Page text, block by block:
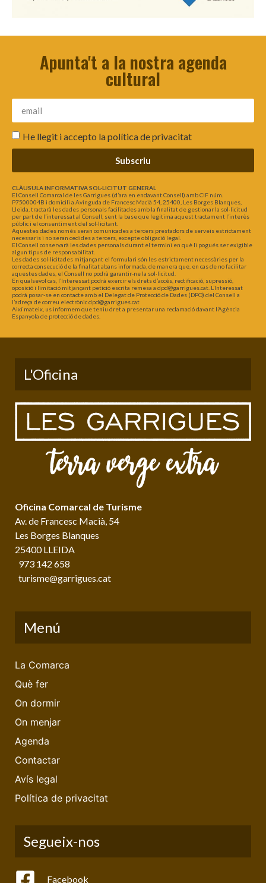
Apunta't a la nostra agenda
cultural
He llegit i accepto lapolítica de privacitat
Subscriu
CLÀUSULA INFORMATIVA SOL·LICITUT GENERAL
El Consell Comarcal de les Garrigues (d’ara en endavant Consell) amb CIF núm.
P7500004B i domicili a Avinguda de Francesc Macià 54, 25400, Les Borges Blanques,
Lleida, tractarà les dades personals facilitades amb la finalitat de gestionar la sol·licitud
per part de l’interessat al Consell, sent la base que legitima aquest tractament l’interès
públic i el consentiment del sol·licitant.
Aquestes dades només seran comunicades a tercers prestadors de serveis estrictament
necessaris i no seran cedides a tercers, excepte obligació legal.
El Consell conservarà les dades personals durant el termini en què li pogués ser exigible
algun tipus de responsabilitat.
Les dades sol·licitades mitjançant el formulari són les estrictament necessàries per la
correcta consecució de la finalitat abans informada, de manera que, en cas de no facilitar
aquestes dades, el Consell no podrà garantir-ne la sol·licitud.
En qualsevol cas, l’Interessat podrà exercir els drets d’accés, rectificació, supressió,
oposició i limitació mitjançant petició escrita remesa a dpd@garrigues.cat. L’Interessat
podrà posar-se en contacte amb el Delegat de Protecció de Dades (DPO) del Consell a
l’adreça de correu electrònic dpd@garrigues.cat
Així mateix, us informem que teniu dret a presentar una reclamació davant l’Agència
Espanyola de protecció de dades.
L'Oficina
Oficina Comarcal de Turisme
Av. de Francesc Macià, 54
Les Borges Blanques
25400 LLEIDA
973 142 658
turisme@garrigues.cat
Menú
La Comarca
Què fer
On dormir
On menjar
Agenda
Contactar
Avís legal
Política de privacitat
Segueix-nos
Facebook